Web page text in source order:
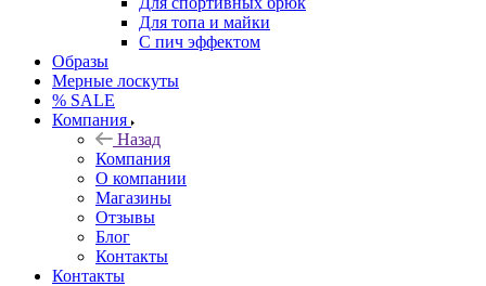
Для топа и майки
С пич эффектом
Образы
Мерные лоскуты
% SALE
Компания
Назад
Компания
О компании
Магазины
Отзывы
Блог
Контакты
Контакты